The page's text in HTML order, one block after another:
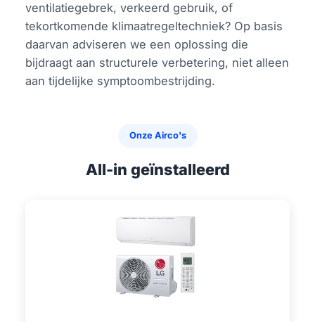
ventilatiegebrek, verkeerd gebruik, of
tekortkomende klimaatregeltechniek? Op basis
daarvan adviseren we een oplossing die
bijdraagt aan structurele verbetering, niet alleen
aan tijdelijke symptoombestrijding.
Onze Airco's
All-in geïnstalleerd